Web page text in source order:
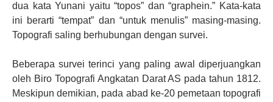
dua kata Yunani yaitu “topos” dan “graphein.” Kata-kata
ini berarti “tempat” dan “untuk menulis” masing-masing.
Topografi saling berhubungan dengan survei.
Beberapa survei terinci yang paling awal diperjuangkan
oleh Biro Topografi Angkatan Darat AS pada tahun 1812.
Meskipun demikian, pada abad ke-20 pemetaan topografi